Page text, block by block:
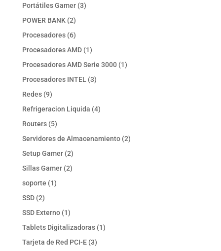
Portátiles Gamer 33
POWER BANK 22
productos
Procesadores 66
productos
Procesadores AMD 11
producto
Procesadores AMD Serie 3000 11
Procesadores INTEL 33
Redes 99
productos
Refrigeracion Liquida 44
Routers 55
productos
Servidores de Almacenamiento 22
Setup Gamer 22
productos
Sillas Gamer 22
soporte 11
SSD 22
productos
SSD Externo 11
producto
Tablets Digitalizadoras 11
Tarjeta de Red PCI-E 33